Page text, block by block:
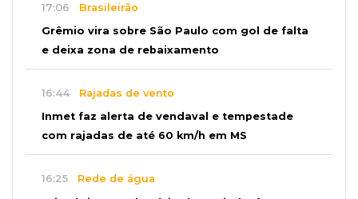
17:06 Brasileirão
Grêmio vira sobre São Paulo com gol de falta
e deixa zona de rebaixamento
16:44 Rajadas de vento
Inmet faz alerta de vendaval e tempestade
com rajadas de até 60 km/h em MS
16:25 Rede de água